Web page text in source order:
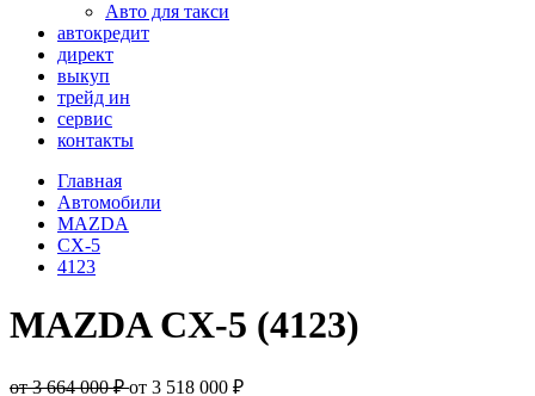
Авто для такси
автокредит
директ
выкуп
трейд ин
сервис
контакты
Главная
Автомобили
MAZDA
CX-5
4123
MAZDA CX-5 (4123)
от 3 664 000 ₽от 3 518 000 ₽